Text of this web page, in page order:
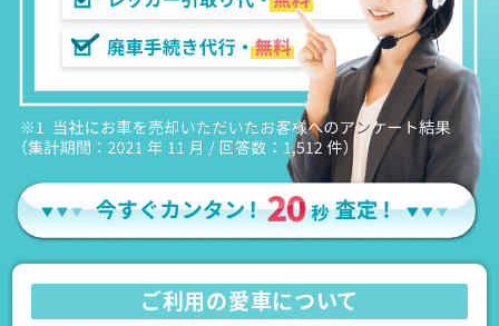
ご利用の愛車について